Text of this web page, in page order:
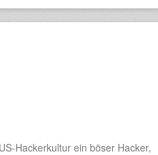
Hackerkultur ein böser Hacker,